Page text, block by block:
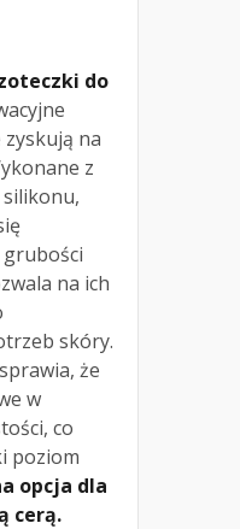
do
na
z
na ich
skóry.
że
w
co
poziom
opcja dla
cerą.